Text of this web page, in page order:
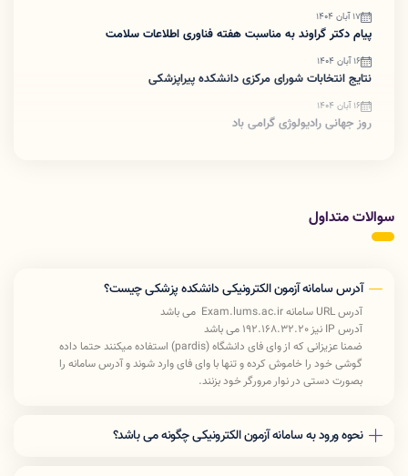
17 آبان 1404
پیام دکتر گراوند به مناسبت هفته فناوری اطلاعات سلامت
16 آبان 1404
نتایج انتخابات شورای مرکزی دانشکده پیراپزشکی
16 آبان 1404
روز جهانی رادیولوژی گرامی باد
سوالات متداول
آدرس سامانه آزمون الکترونیکی دانشکده پزشکی چیست؟
آدرس URL سامانه Exam.lums.ac.ir می باشد
آدرس IP نیز 192.168.32.20 می باشد
ضمنا عزیزانی که از وای فای دانشگاه (pardis) استفاده میکنند حتما داده
گوشی خود را خاموش کرده و تنها با وای فای وارد شوند و آدرس سامانه را
بصورت دستی در نوار مرورگر خود بزنند.
نحوه ورود به سامانه آزمون الکترونیکی چگونه می باشد؟